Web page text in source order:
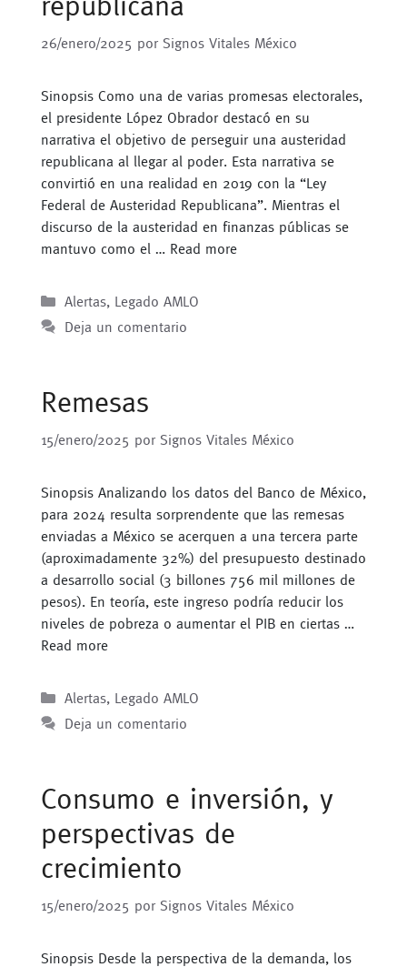
26/enero/2025 por Signos Vitales México
Sinopsis Como una de varias promesas electorales,
el presidente López Obrador destacó en su
narrativa el objetivo de perseguir una austeridad
republicana al llegar al poder. Esta narrativa se
convirtió en una realidad en 2019 con la “Ley
Federal de Austeridad Republicana”. Mientras el
discurso de la austeridad en finanzas públicas se
mantuvo como el … Read more
Categorías
Alertas, Legado AMLO
Deja un comentario
Remesas
15/enero/2025 por Signos Vitales México
Sinopsis Analizando los datos del Banco de México,
para 2024 resulta sorprendente que las remesas
enviadas a México se acerquen a una tercera parte
(aproximadamente 32%) del presupuesto destinado
a desarrollo social (3 billones 756 mil millones de
pesos). En teoría, este ingreso podría reducir los
niveles de pobreza o aumentar el PIB en ciertas …
Read more
Categorías
Alertas, Legado AMLO
Deja un comentario
Consumo e inversión, y
perspectivas de
crecimiento
15/enero/2025 por Signos Vitales México
Sinopsis Desde la perspectiva de la demanda, los